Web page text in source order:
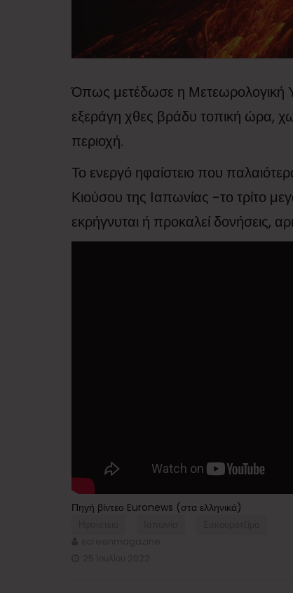
Όπως μετέδωσε η Μετεωρολογική
εξεράγη χθες βράδυ τοπική ώρα,
περιοχή.
Το ενεργό ηφαίστειο που
Κιούσου της Ιαπωνίας -το τρίτο
εκρήγνυται ή προκαλεί δονήσεις,
Πηγή βίντεο Euronews (στα ελληνικά)